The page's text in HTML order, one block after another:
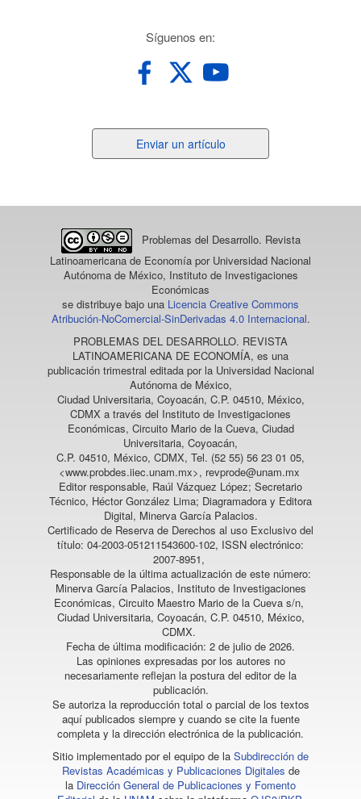
Síguenos en:
un
Enviar un artículo
Problemas del Desarrollo. Revista
Latinoamericana de Economía por Universidad Nacional
Autónoma de México, Instituto de Investigaciones
Económicas
se distribuye bajo una Licencia Creative Commons
Atribución-NoComercial-SinDerivadas 4.0 Internacional.
PROBLEMAS DEL DESARROLLO. REVISTA
LATINOAMERICANA DE ECONOMÍA, es una
publicación trimestral editada por la Universidad Nacional
Autónoma de México,
Ciudad Universitaria, Coyoacán, C.P. 04510, México,
CDMX a través del Instituto de Investigaciones
Económicas, Circuito Mario de la Cueva, Ciudad
Universitaria, Coyoacán,
C.P. 04510, México, CDMX, Tel. (52 55) 56 23 01 05,
<www.probdes.iiec.unam.mx>, revprode@unam.mx
Editor responsable, Raúl Vázquez López; Secretario
Técnico, Héctor González Lima; Diagramadora y Editora
Digital, Minerva García Palacios.
Certificado de Reserva de Derechos al uso Exclusivo del
título: 04-2003-051211543600-102, ISSN electrónico:
2007-8951,
Responsable de la última actualización de este número:
Minerva García Palacios, Instituto de Investigaciones
Económicas, Circuito Maestro Mario de la Cueva s/n,
Ciudad Universitaria, Coyoacán, C.P. 04510, México,
CDMX.
Fecha de última modificación: 2 de julio de 2026.
Las opiniones expresadas por los autores no
necesariamente reflejan la postura del editor de la
publicación.
Se autoriza la reproducción total o parcial de los textos
aquí publicados siempre y cuando se cite la fuente
completa y la dirección electrónica de la publicación.
Sitio implementado por el equipo de la Subdirección de
Revistas Académicas y Publicaciones Digitales de
la Dirección General de Publicaciones y Fomento